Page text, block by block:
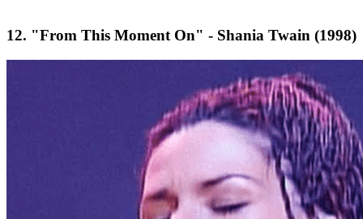
12. "From This Moment On" - Shania Twain (1998)